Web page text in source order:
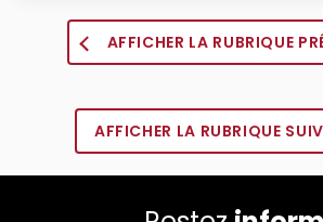
AFFICHER LA RUBRIQUE
AFFICHER LA RUBRIQUE